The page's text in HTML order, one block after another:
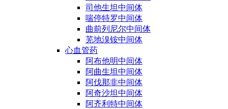
司他生坦中间体
喘停特罗中间体
曲前列尼尔中间体
芜地溴铵中间体
心血管药
阿布他明中间体
阿曲生坦中间体
阿伐那非中间体
阿奇沙坦中间体
阿齐利特中间体